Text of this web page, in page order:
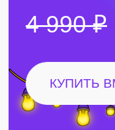
сделать его
бюджет
10 уроков о том, как
и прогнозируемо
на рекламу Телеграм-
привлекать нужную